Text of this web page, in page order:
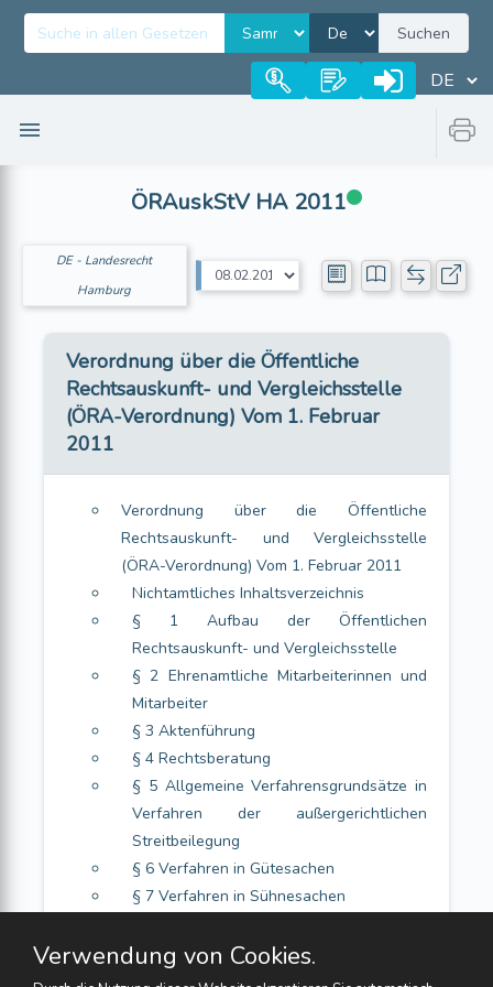
Suchen
ÖRAuskStV HA 2011
DE - Landesrecht
Hamburg
Verordnung über die Öffentliche
Rechtsauskunft- und Vergleichsstelle
(ÖRA-Verordnung) Vom 1. Februar
2011
Verordnung über die Öffentliche
Rechtsauskunft- und Vergleichsstelle
(ÖRA-Verordnung) Vom 1. Februar 2011
Nichtamtliches Inhaltsverzeichnis
§ 1 Aufbau der Öffentlichen
Rechtsauskunft- und Vergleichsstelle
§ 2 Ehrenamtliche Mitarbeiterinnen und
Mitarbeiter
§ 3 Aktenführung
§ 4 Rechtsberatung
§ 5 Allgemeine Verfahrensgrundsätze in
Verfahren der außergerichtlichen
Streitbeilegung
§ 6 Verfahren in Gütesachen
§ 7 Verfahren in Sühnesachen
§ 9 Verfahren in Schlichtungssachen
Verwendung von Cookies.